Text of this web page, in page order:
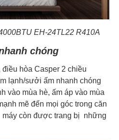
EH-24TL22 R410A
chóng
điều hòa Casper 2 chiều
lạnh/sưởi ấm nhanh chóng
vào mùa hè, ấm áp vào mùa
mẽ đến mọi góc trong căn
còn được trang bị những